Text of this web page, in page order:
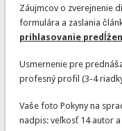
Záujmcov o zverejnenie
formulára a zaslania
prihlasovanie
Usmernenie pre
profesný profil (3-4
Vaše foto Pokyny na
nadpis: veľkosť 14 autor